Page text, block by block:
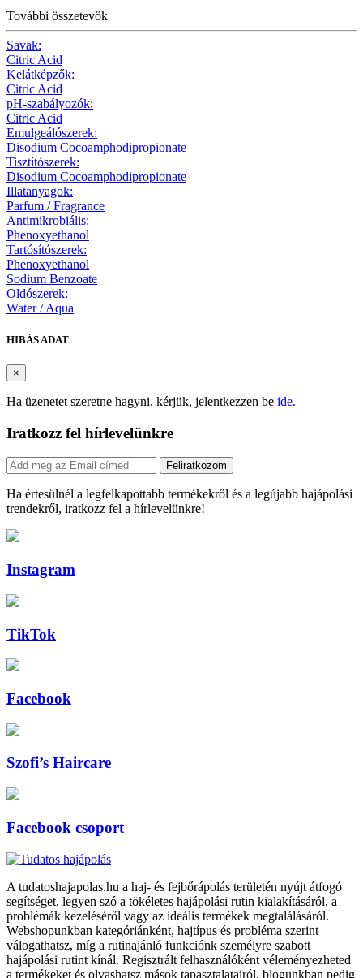
További összetevők
Savak:
Citric Acid
Kelátképzők:
Citric Acid
pH-szabályozók:
Citric Acid
Emulgeálószerek:
Disodium Cocoamphodipropionate
Tisztítószerek:
Disodium Cocoamphodipropionate
Illatanyagok:
Parfum / Fragrance
Antimikrobiális:
Phenoxyethanol
Tartósítószerek:
Phenoxyethanol
Sodium Benzoate
Oldószerek:
Water / Aqua
HIBÁS ADAT
×
Ha üzenetet szeretne hagyni, kérjük, jelentkezzen be ide.
Iratkozz fel hírlevelünkre
Feliratkozom
Ha értesülnél a legfelkapottabb termékekről és a legújabb hajápolási
trendekről, iratkozz fel a hírlevelünkre!
Instagram
TikTok
Facebook
Szofi’s Haircare
Facebook csoport
A tudatoshajapolas.hu a haj- és fejbőrápolás területén nyújt átfogó
segítséget, legyen szó a tökéletes hajápolási rutin kialakításáról, a
problémák kezeléséről vagy az ideális termékek megtalálásáról.
Webshopunkban kategóriánként, hajtípus és probléma szerint
válogathatsz, míg a rutinajánló funkciónk személyre szabott
hajápolási rutint kínál. Regisztrált felhasználóként véleményezheted
a termékeket és olvashatsz mások tapasztalatairól, blogunkban pedig